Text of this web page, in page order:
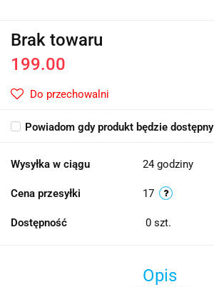
Brak towaru
199.00
Do przechowalni
Powiadom gdy produkt będzie dostępny
Wysyłka w ciągu 24 godziny
Cena przesyłki 17
Dostępność 0 szt.
Opis